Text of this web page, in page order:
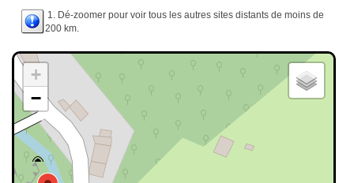
1. Dé-zoomer pour voir tous les autres sites distants de moins de
200 km.
+
−